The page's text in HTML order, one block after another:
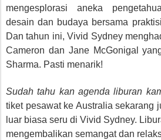
mengesplorasi aneka
desain dan budaya bersama
Dan tahun ini, Vivid Sydney
Cameron dan Jane McGonigal
Sharma. Pasti menarik!
Sudah tahu kan agenda liburan
tiket pesawat ke Australia sekarang
luar biasa seru di Vivid Sydney.
mengembalikan semangat dan